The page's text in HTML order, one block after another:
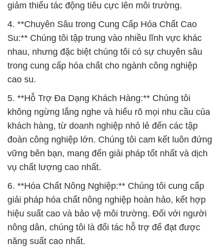
giảm thiểu tác động tiêu cực lên môi trường.
4. **Chuyên Sâu trong Cung Cấp Hóa Chất Cao
Su:** Chúng tôi tập trung vào nhiều lĩnh vực khác
nhau, nhưng đặc biệt chúng tôi có sự chuyên sâu
trong cung cấp hóa chất cho ngành công nghiệp
cao su.
5. **Hỗ Trợ Đa Dạng Khách Hàng:** Chúng tôi
không ngừng lắng nghe và hiểu rõ mọi nhu cầu của
khách hàng, từ doanh nghiệp nhỏ lẻ đến các tập
đoàn công nghiệp lớn. Chúng tôi cam kết luôn đứng
vững bên bạn, mang đến giải pháp tốt nhất và dịch
vụ chất lượng cao nhất.
6. **Hóa Chất Nông Nghiệp:** Chúng tôi cung cấp
giải pháp hóa chất nông nghiệp hoàn hảo, kết hợp
hiệu suất cao và bảo vệ môi trường. Đối với người
nông dân, chúng tôi là đối tác hỗ trợ để đạt được
năng suất cao nhất.